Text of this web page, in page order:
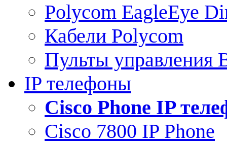
Polycom EagleEye
Кабели Polycom
Пульты управления
IP телефоны
Сisco Phone IP
Cisco 7800 IP Phone